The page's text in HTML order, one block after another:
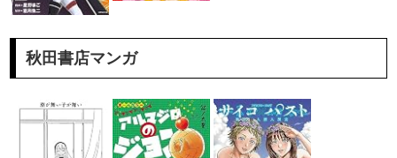
秋田書店マンガ